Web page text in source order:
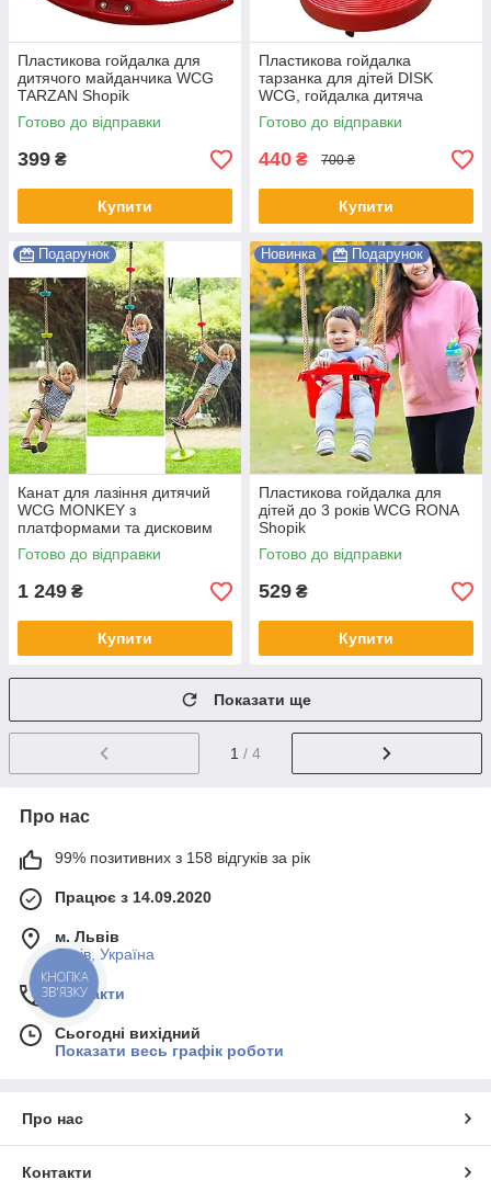
Пластикова гойдалка для
дитячого майданчика WCG
TARZAN Shopik
Готово до відправки
399 ₴
Купити
Пластикова гойдалка
тарзанка для дітей DISK
WCG, гойдалка дитяча
вулична Shopik
Готово до відправки
440 ₴ 700 ₴
Купити
Подарунок
Канат для лазіння дитячий
WCG MONKEY з
платформами та дисковим
сидінням Shopik
Готово до відправки
1 249 ₴
Купити
Новинка Подарунок
Пластикова гойдалка для
дітей до 3 років WCG RONA
Shopik
Готово до відправки
529 ₴
Купити
Показати ще
1 / 4
Про нас
99% позитивних з 158 відгуків за рік
Працює з 14.09.2020
м. Львів
Львів, Україна
Контакти
Сьогодні вихідний
Показати весь графік роботи
Про нас
Контакти
КНОПКА
ЗВ'ЯЗКУ